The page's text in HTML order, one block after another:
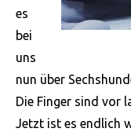
es
bei
uns
nun über
Die Finger sind vor
Jetzt ist es endlich